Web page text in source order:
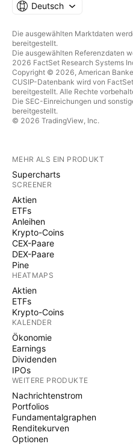
Deutsch
Die ausgewählten Marktdaten
bereitgestellt.
Die ausgewählten Referenzdaten
2026 FactSet Research Systems
Copyright © 2026, American
CUSIP-Datenbank wird von
bereitgestellt. Alle Rechte
Die SEC-Einreichungen und
bereitgestellt.
© 2026 TradingView, Inc.
MEHR ALS EIN PRODUKT
Supercharts
SCREENER
Aktien
ETFs
Anleihen
Krypto-Coins
CEX-Paare
DEX-Paare
Pine
HEATMAPS
Aktien
ETFs
Krypto-Coins
KALENDER
Ökonomie
Earnings
Dividenden
IPOs
WEITERE PRODUKTE
Nachrichtenstrom
Portfolios
Fundamentalgraphen
Renditekurven
Optionen